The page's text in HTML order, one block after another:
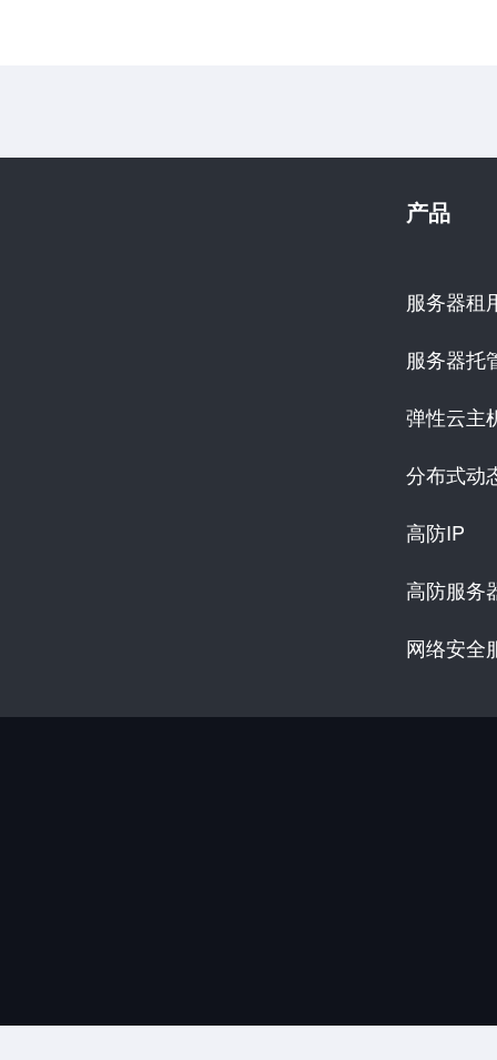
产品
服务器租
服务器托
弹性云主
分布式动
高防IP
高防服务
网络安全